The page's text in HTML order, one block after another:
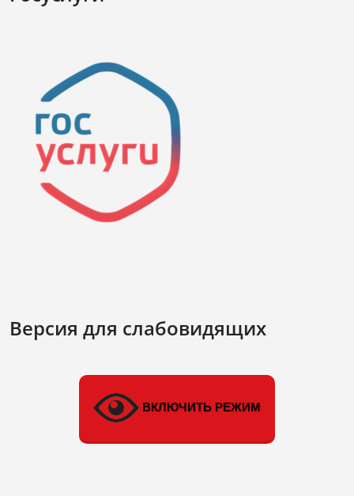
Версия для слабовидящих
ВКЛЮЧИТЬ РЕЖИМ